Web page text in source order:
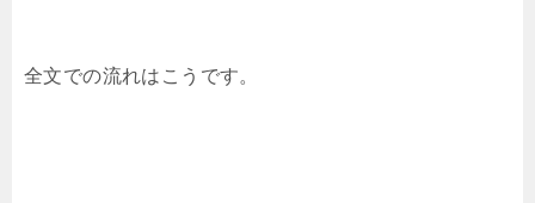
全文での流れはこうです。